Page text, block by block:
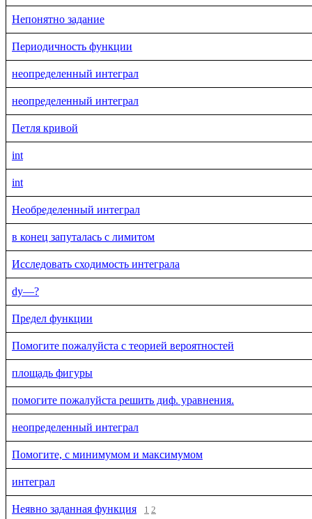
Непонятно задание
Периодичность функции
неопределенный интеграл
неопределенный интеграл
Петля кривой
int
int
Необределенный интеграл
в конец запуталась с лимитом
Исследовать сходимость интеграла
dy—?
Предел функции
Помогите пожалуйста с теорией вероятностей
площадь фигуры
помогите пожалуйста решить диф. уравнения.
неопределенный интеграл
Помогите, с минимумом и максимумом
интеграл
Неявно заданная функция 1 2